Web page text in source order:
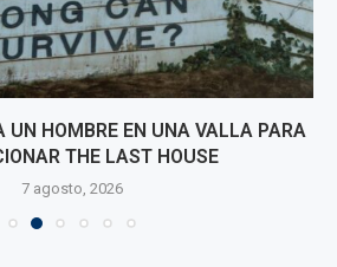
UN HOMBRE EN UNA VALLA PARA
THE LAST HOUSE
7 agosto, 2026